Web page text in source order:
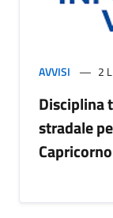
AVVISI 2
Disciplina
stradale
Capricorno